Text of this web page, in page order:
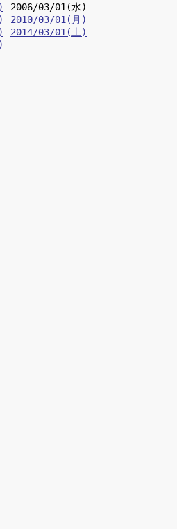
2006/03/01(水)
2010/03/01(月)
2014/03/01(土)